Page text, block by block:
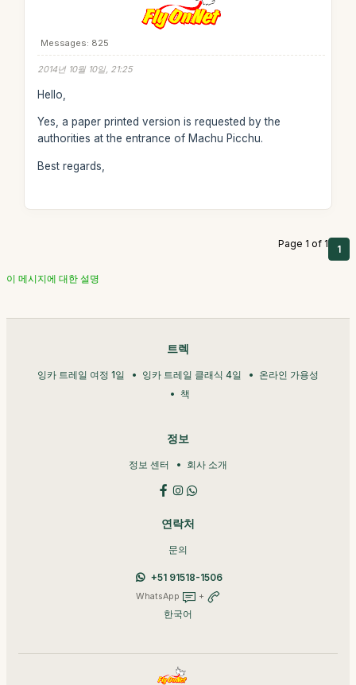
Messages: 825
2014년 10월 10일, 21:25
Hello,
Yes, a paper printed version is requested by the
authorities at the entrance of Machu Picchu.
Best regards,
Page 1 of 1 1
이 메시지에 대한 설명
트렉
잉카 트레일 여정 1일 잉카 트레일 클래식 4일
온라인 가용성
책
정보
정보 센터 회사 소개
연락처
문의
+51 91518-1506
WhatsApp +
한국어